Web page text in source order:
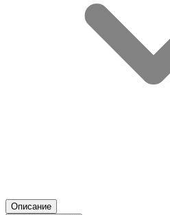
Описание